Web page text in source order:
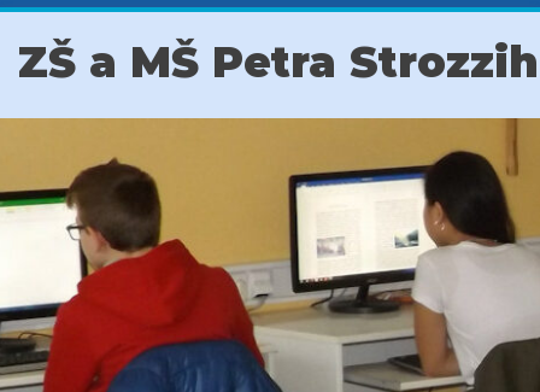
ZŠ a MŠ Petra